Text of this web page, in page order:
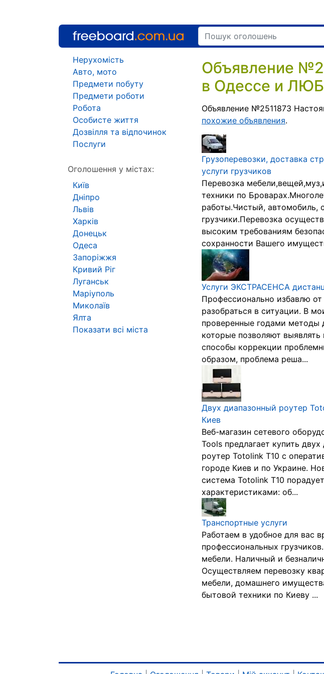
Объявление
в Одессе и
Объявление №2511873
похожие объявления.
Грузоперевозки, доставка
услуги грузчиков
Перевозка
техники по
работы.Чистый, автомобиль,
грузчики.Перевозка
высоким требованиям
сохранности Вашего
Услуги ЭКСТРАСЕНСА
Профессионально избавлю
разобраться в ситуации. В
проверенные годами методы
которые позволяют
способы коррекции
образом, проблема реша...
Двух диапазонный роутер
Киев
Веб-магазин сетевого
Tools предлагает купить
роутер Totolink T10 с
городе Киев и по Украине.
система Totolink T10
характеристиками: об...
Транспортные услуги
Работаем в удобное для вас
профессиональных
мебели. Наличный и
Осуществляем перевозку
мебели, домашнего
бытовой техники по Киеву ...
Нерухомість
Авто, мото
Предмети побуту
Предмети роботи
Робота
Особисте життя
Дозвілля та відпочинок
Послуги
Оголошення у містах:
Київ
Дніпро
Львів
Харків
Донецьк
Одеса
Запоріжжя
Кривий Ріг
Луганськ
Маріуполь
Миколаїв
Ялта
Показати всі міста